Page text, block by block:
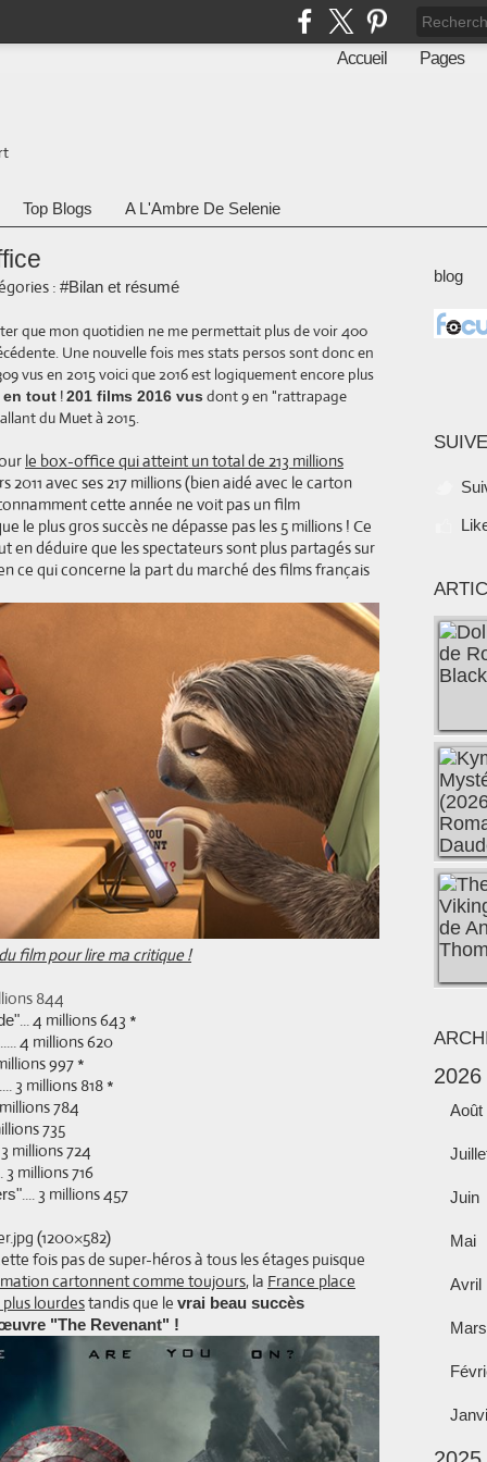
Accueil Pages
Top Blogs A L'Ambre De Selenie
: #Bilan et résumé
que mon quotidien ne me permettait plus de voir 400
Une nouvelle fois mes stats persos sont donc en
vus en 2015 voici que 2016 est logiquement encore plus
en tout !201 films 2016 vus dont 9 en "rattrapage
du Muet à 2015.
le box-office qui atteint un total de 213 millions
avec ses 217 millions (bien aidé avec le carton
cette année ne voit pas un film
le plus gros succès ne dépasse pas les 5 millions ! Ce
en déduire que les spectateurs sont plus partagés sur
ce qui concerne la part du marché des films français
film pour lire ma critique !
844
... 4 millions 643 *
4 millions 620
millions 997 *
3 millions 818 *
784
735
3 millions 724
3 millions 716
.... 3 millions 457
fois pas de super-héros à tous les étages puisque
cartonnent comme toujours, la France place
lourdestandis que le vrai beau succès
"The Revenant" !
blog
2026
Août
Juin
Mai
Avril
Mars